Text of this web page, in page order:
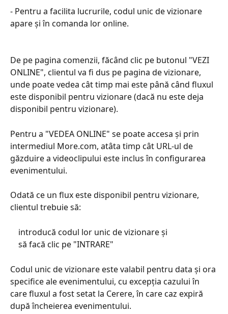
- Pentru a facilita lucrurile, codul unic de vizionare
apare și în comanda lor online.
De pe pagina comenzii, făcând clic pe butonul "VEZI
ONLINE", clientul va fi dus pe pagina de vizionare,
unde poate vedea cât timp mai este până când fluxul
este disponibil pentru vizionare (dacă nu este deja
disponibil pentru vizionare).
Pentru a "VEDEA ONLINE" se poate accesa și prin
intermediul More.com, atâta timp cât URL-ul de
găzduire a videoclipului este inclus în configurarea
evenimentului.
Odată ce un flux este disponibil pentru vizionare,
clientul trebuie să:
    introducă codul lor unic de vizionare și
    să facă clic pe "INTRARE"
Codul unic de vizionare este valabil pentru data și ora
specifice ale evenimentului, cu excepția cazului în
care fluxul a fost setat la Cerere, în care caz expiră
după încheierea evenimentului.